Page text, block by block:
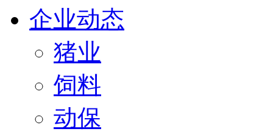
企业动态
猪业
饲料
动保